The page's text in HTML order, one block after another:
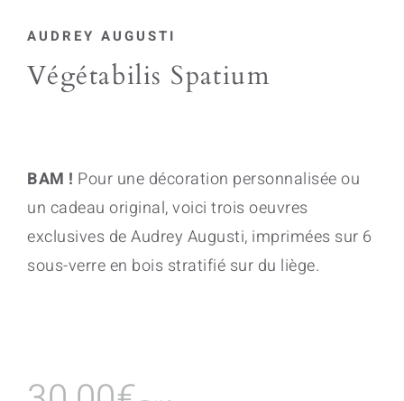
AUDREY AUGUSTI
Végétabilis Spatium
BAM ! Pour une décoration personnalisée ou
un cadeau original, voici trois oeuvres
exclusives de Audrey Augusti, imprimées sur 6
sous-verre en bois stratifié sur du liège.